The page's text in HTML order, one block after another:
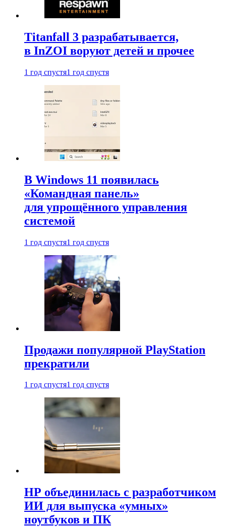
Titanfall 3 разрабатывается,
в InZOI воруют детей и прочее
1 год спустя1 год спустя
В Windows 11 появилась
«Командная панель»
для упрощённого управления
системой
1 год спустя1 год спустя
Продажи популярной PlayStation
прекратили
1 год спустя1 год спустя
HP объединилась с разработчиком
ИИ для выпуска «умных»
ноутбуков и ПК